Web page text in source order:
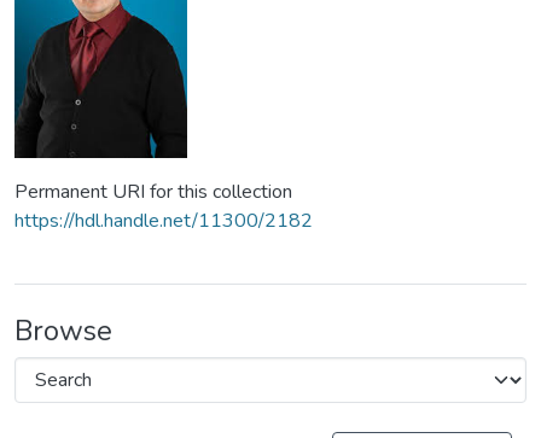
Permanent URI for this collection
https://hdl.handle.net/11300/2182
Browse